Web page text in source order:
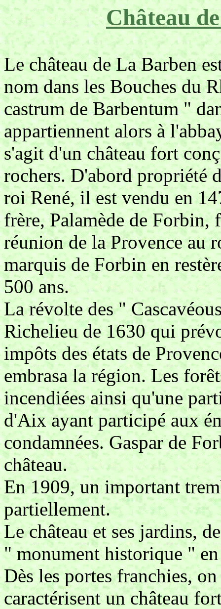
Château
Le château de La Barben
nom dans les Bouches du
castrum de Barbentum "
appartiennent alors à
s'agit d'un château fort
rochers. D'abord propriété
roi René, il est vendu en
frère, Palamède de
réunion de la Provence au
marquis de Forbin en
500 ans.
La révolte des "
Richelieu de 1630 qui
impôts des états de
embrasa la région. Les
incendiées ainsi qu'une
d'Aix ayant participé aux
condamnées. Gaspar de
château.
En 1909, un important
partiellement.
Le château et ses jardins,
" monument historique "
Dès les portes franchies,
caractérisent un château